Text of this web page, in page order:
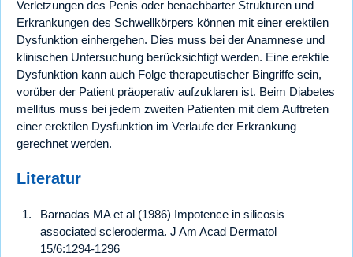
Verletzungen des Penis oder benachbarter Strukturen und
Erkrankungen des Schwellkörpers können mit einer erektilen
Dysfunktion einhergehen. Dies muss bei der Anamnese und
klinischen Untersuchung berücksichtigt werden. Eine erektile
Dysfunktion kann auch Folge therapeutischer Bingriffe sein,
vorüber der Patient präoperativ aufzuklaren ist. Beim Diabetes
mellitus muss bei jedem zweiten Patienten mit dem Auftreten
einer erektilen Dysfunktion im Verlaufe der Erkrankung
gerechnet werden.
Literatur
Barnadas MA et al (1986) Impotence in silicosis
associated scleroderma. J Am Acad Dermatol
15/6:1294-1296